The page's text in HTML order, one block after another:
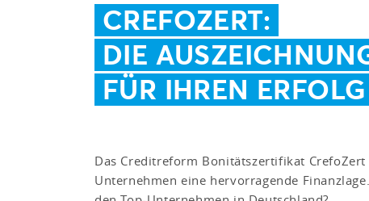
CREFOZERT:
DIE
FÜR IHREN ERFOLG
Das Creditreform Bonitätszertifikat CrefoZert
Unternehmen eine hervorragende